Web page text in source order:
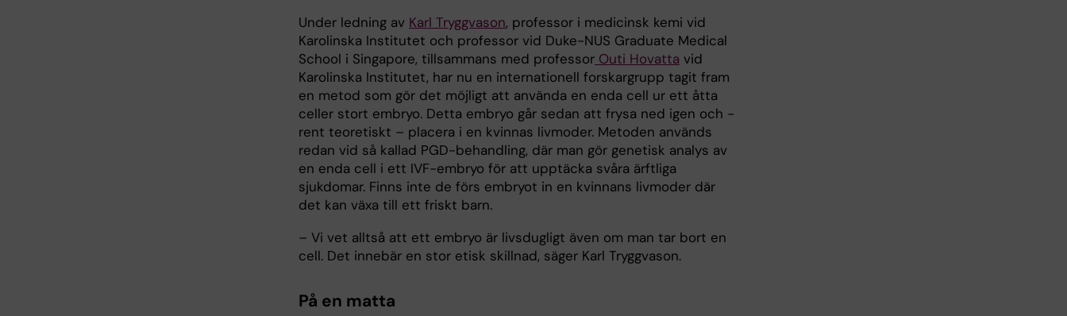
Under ledning av Karl Tryggvason, professor i medicinsk kemi vid
Karolinska Institutet och professor vid Duke-NUS Graduate Medical
School i Singapore, tillsammans med professor Outi Hovatta vid
Karolinska Institutet, har nu en internationell forskargrupp tagit fram
en metod som gör det möjligt att använda en enda cell ur ett åtta
celler stort embryo. Detta embryo går sedan att frysa ned igen och -
rent teoretiskt – placera i en kvinnas livmoder. Metoden används
redan vid så kallad PGD-behandling, där man gör genetisk analys av
en enda cell i ett IVF-embryo för att upptäcka svåra ärftliga
sjukdomar. Finns inte de förs embryot in en kvinnans livmoder där
det kan växa till ett friskt barn.
– Vi vet alltså att ett embryo är livsdugligt även om man tar bort en
cell. Det innebär en stor etisk skillnad, säger Karl Tryggvason.
På en matta